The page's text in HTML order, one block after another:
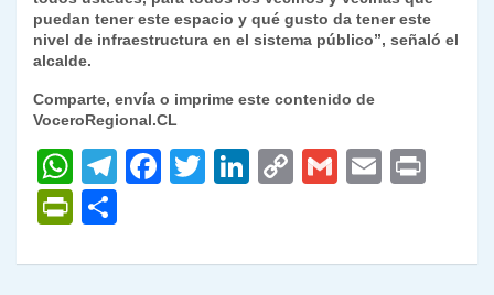
puedan tener este espacio y qué gusto da tener este
nivel de infraestructura en el sistema público”, señaló el
alcalde.
Comparte, envía o imprime este contenido de
VoceroRegional.CL
W
h
at
s
T
gr
F
e
T
er
Li
e
C
y
G
l
E
l
P
nt m